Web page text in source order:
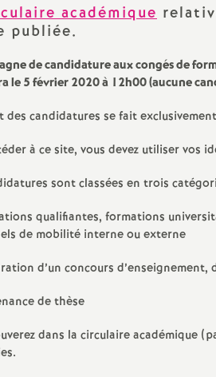
Assistants d’éducation partiels
action
fin de
académique
publiée.
de candidature aux congés de
le 5 février 2020 à 12h00 (aucune
des candidatures se fait
à ce site, vous devez utiliser vos
sont classées en trois
qualifiantes, formations
de mobilité interne ou externe
d’un concours d’enseignement,
de thèse
dans la circulaire académique